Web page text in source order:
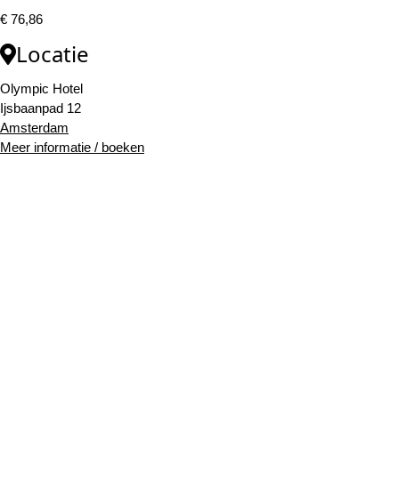
€ 76,86
Locatie
Olympic Hotel
Ijsbaanpad 12
Amsterdam
Meer informatie / boeken